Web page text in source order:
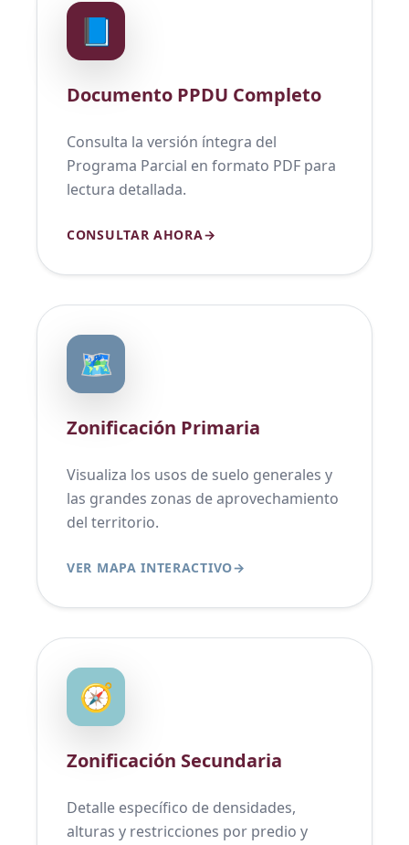
📘
Documento PPDU Completo
Consulta la versión íntegra del
Programa Parcial en formato PDF para
lectura detallada.
CONSULTAR AHORA→
🗺️
Zonificación Primaria
Visualiza los usos de suelo generales y
las grandes zonas de aprovechamiento
del territorio.
VER MAPA INTERACTIVO→
🧭
Zonificación Secundaria
Detalle específico de densidades,
alturas y restricciones por predio y